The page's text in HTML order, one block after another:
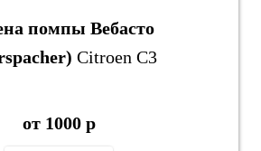
помпы Вебасто
Citroen C3
от 1000 р